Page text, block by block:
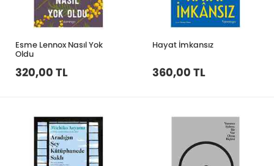
Esme Lennox Nasıl Yok
Oldu
320,00 TL
Hayat İmkansız
360,00 TL